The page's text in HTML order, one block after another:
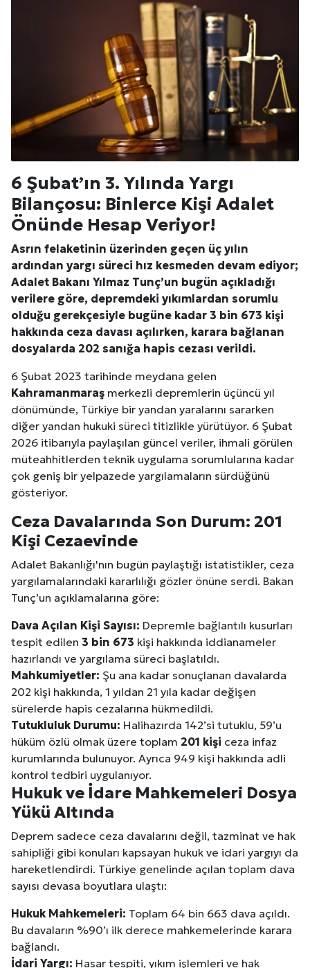
6 Şubat’ın 3. Yılında Yargı
Bilançosu: Binlerce Kişi Adalet
Önünde Hesap Veriyor!
Asrın felaketinin üzerinden geçen üç yılın
ardından yargı süreci hız kesmeden devam ediyor;
Adalet Bakanı Yılmaz Tunç’un bugün açıkladığı
verilere göre, depremdeki yıkımlardan sorumlu
olduğu gerekçesiyle bugüne kadar 3 bin 673 kişi
hakkında ceza davası açılırken, karara bağlanan
dosyalarda 202 sanığa hapis cezası verildi.
6 Şubat 2023 tarihinde meydana gelen
Kahramanmaraş merkezli depremlerin üçüncü yıl
dönümünde, Türkiye bir yandan yaralarını sararken
diğer yandan hukuki süreci titizlikle yürütüyor. 6 Şubat
2026 itibarıyla paylaşılan güncel veriler, ihmali görülen
müteahhitlerden teknik uygulama sorumlularına kadar
çok geniş bir yelpazede yargılamaların sürdüğünü
gösteriyor.
Ceza Davalarında Son Durum: 201
Kişi Cezaevinde
Adalet Bakanlığı'nın bugün paylaştığı istatistikler, ceza
yargılamalarındaki kararlılığı gözler önüne serdi. Bakan
Tunç’un açıklamalarına göre:
Dava Açılan Kişi Sayısı: Depremle bağlantılı kusurları
tespit edilen 3 bin 673 kişi hakkında iddianameler
hazırlandı ve yargılama süreci başlatıldı.
Mahkumiyetler: Şu ana kadar sonuçlanan davalarda
202 kişi hakkında, 1 yıldan 21 yıla kadar değişen
sürelerde hapis cezalarına hükmedildi.
Tutukluluk Durumu: Halihazırda 142’si tutuklu, 59’u
hüküm özlü olmak üzere toplam 201 kişi ceza infaz
kurumlarında bulunuyor. Ayrıca 949 kişi hakkında adli
kontrol tedbiri uygulanıyor.
Hukuk ve İdare Mahkemeleri Dosya
Yükü Altında
Deprem sadece ceza davalarını değil, tazminat ve hak
sahipliği gibi konuları kapsayan hukuk ve idari yargıyı da
hareketlendirdi. Türkiye genelinde açılan toplam dava
sayısı devasa boyutlara ulaştı:
Hukuk Mahkemeleri: Toplam 64 bin 663 dava açıldı.
Bu davaların %90’ı ilk derece mahkemelerinde karara
bağlandı.
İdari Yargı: Hasar tespiti, yıkım işlemleri ve hak